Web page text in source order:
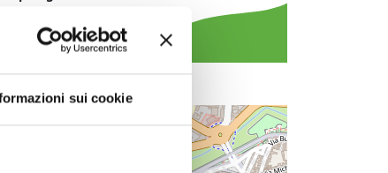
sui cookie
+